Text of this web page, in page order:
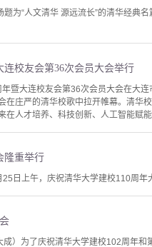
为“人文清华 源远流长”的清华经典
校友会第36次会员大会举行
暨大连校友会第36次会员大会在大
在庄严的清华校歌中拉开帷幕。清华
在人才培养、科技创新、人工智能赋
隆重举行
日上午，庆祝清华大学建校110周年
）为了庆祝清华大学建校102周年和